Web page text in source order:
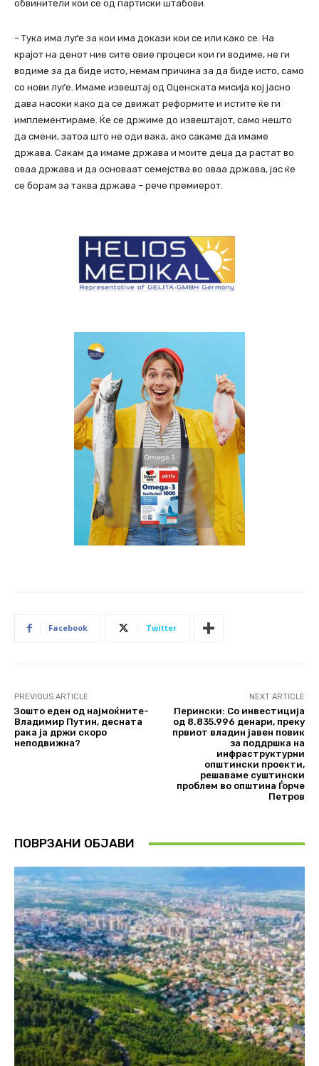
обвинители кои се од партиски штабови.
– Тука има луѓе за кои има докази кои се или како се. На
крајот на денот ние сите овие процеси кои ги водиме, не ги
водиме за да биде исто, немам причина за да биде исто, само
со нови луѓе. Имаме извештај од Оценската мисија кој јасно
дава насоки како да се движат реформите и истите ќе ги
имплементираме. Ќе се држиме до извештајот, само нешто
да смени, затоа што не оди вака, ако сакаме да имаме
држава. Сакам да имаме држава и моите деца да растат во
оваа држава и да основаат семејства во оваа држава, јас ќе
се борам за таква држава – рече премиерот.
Facebook Twitter
PREVIOUS ARTICLE
Зошто еден од најмоќните-
Владимир Путин, десната
рака ја држи скоро
неподвижна?
NEXT ARTICLE
Перински: Со инвестиција
од 8.835.996 денари, преку
првиот владин јавен повик
за поддршка на
инфраструктурни
општински проекти,
решаваме суштински
проблем во општина Ѓорче
Петров
ПОВРЗАНИ ОБЈАВИ